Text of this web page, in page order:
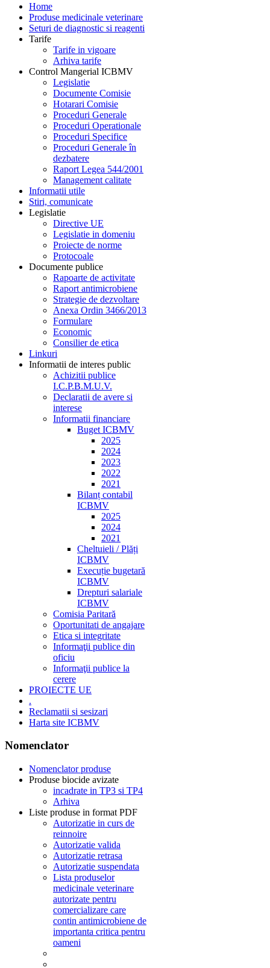
Home
Produse medicinale veterinare
Seturi de diagnostic si reagenti
Tarife
Tarife in vigoare
Arhiva tarife
Control Mangerial ICBMV
Legislatie
Documente Comisie
Hotarari Comisie
Proceduri Generale
Proceduri Operationale
Proceduri Specifice
Proceduri Generale în
dezbatere
Raport Legea 544/2001
Management calitate
Informatii utile
Stiri, comunicate
Legislatie
Directive UE
Legislatie in domeniu
Proiecte de norme
Protocoale
Documente publice
Rapoarte de activitate
Raport antimicrobiene
Strategie de dezvoltare
Anexa Ordin 3466/2013
Formulare
Economic
Consilier de etica
Linkuri
Informatii de interes public
Achizitii publice
I.C.P.B.M.U.V.
Declaratii de avere si
interese
Informatii financiare
Buget ICBMV
2025
2024
2023
2022
2021
Bilanț contabil
ICBMV
2025
2024
2021
Cheltuieli / Plăți
ICBMV
Execuție bugetară
ICBMV
Drepturi salariale
ICBMV
Comisia Paritară
Oportunitati de angajare
Etica si integritate
Informaţii publice din
oficiu
Informaţii publice la
cerere
PROIECTE UE
.
Reclamatii si sesizari
Harta site ICBMV
Nomenclator
Nomenclator produse
Produse biocide avizate
incadrate in TP3 si TP4
Arhiva
Liste produse in format PDF
Autorizatie in curs de
reinnoire
Autorizatie valida
Autorizatie retrasa
Autorizatie suspendata
Lista produselor
medicinale veterinare
autorizate pentru
comercializare care
contin antimicrobiene de
importanta critica pentru
oameni